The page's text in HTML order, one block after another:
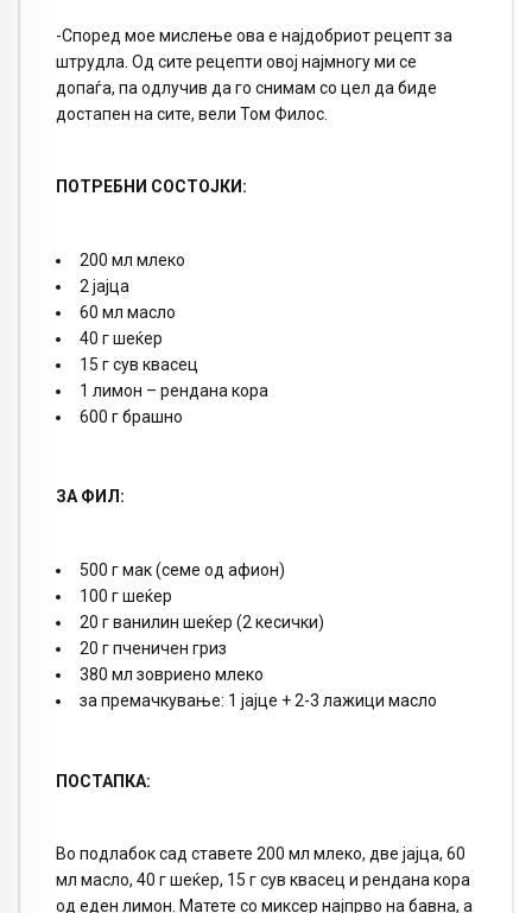
-Според мое мислење ова е најдобриот рецепт за
штрудла. Од сите рецепти овој најмногу ми се
допаѓа, па одлучив да го снимам со цел да биде
достапен на сите, вели Том Филос.
ПОТРЕБНИ СОСТОЈКИ:
200 мл млеко
2 јајца
60 мл масло
40 г шеќер
15 г сув квасец
1 лимон – рендана кора
600 г брашно
ЗА ФИЛ:
500 г мак (семе од афион)
100 г шеќер
20 г ванилин шеќер (2 кесички)
20 г пченичен гриз
380 мл зовриено млеко
за премачкување: 1 јајце + 2-3 лажици масло
ПОСТАПКА:
Во подлабок сад ставете 200 мл млеко, две јајца, 60
мл масло, 40 г шеќер, 15 г сув квасец и рендана кора
од еден лимон. Матете со миксер најпрво на бавна, а